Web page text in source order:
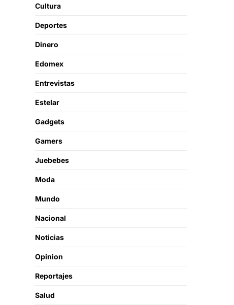
Cultura
Deportes
Dinero
Edomex
Entrevistas
Estelar
Gadgets
Gamers
Juebebes
Moda
Mundo
Nacional
Noticias
Opinion
Reportajes
Salud